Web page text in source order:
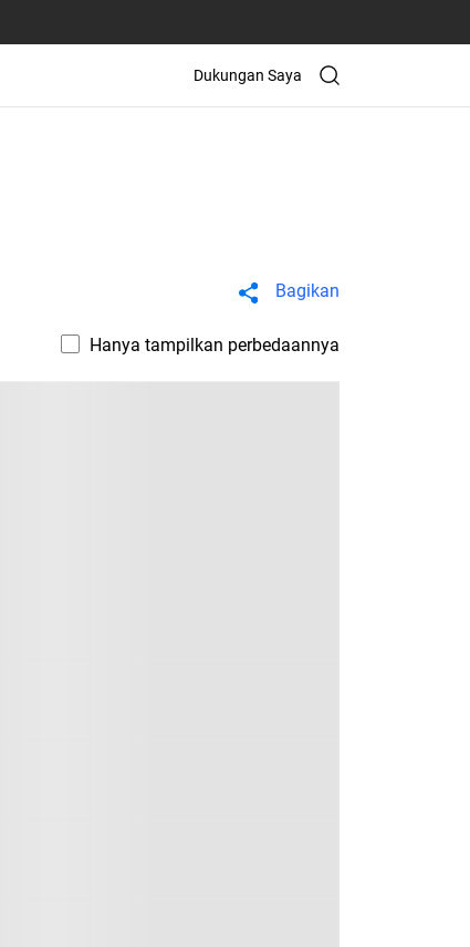
Dukungan Saya
Bagikan
Hanya tampilkan perbedaannya